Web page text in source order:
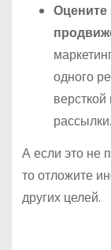
одного
рассылки.
А если это не
то отложите
других целей.